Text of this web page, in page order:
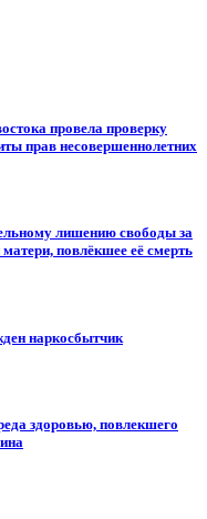
провела проверку
прав несовершеннолетних
лишению свободы за
повлёкшее её смерть
наркосбытчик
здоровью, повлекшего